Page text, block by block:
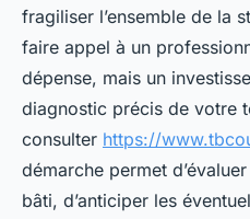
fragiliser l’ensemble de la
faire appel à un
dépense, mais un
diagnostic précis de votre
consulter https://
démarche permet
bâti, d’anticiper les